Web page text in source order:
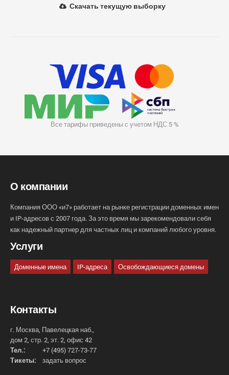
Скачать текущую выборку
Все тарифы приведены с учетом НДС 5 %
О компании
Компания ООО «и7» работает на рынке регистрации доменных имен
и IP-адресов с 2007 года. За это время мы зарекомендовали себя
как надежный партнер для частных лиц и компаний любого уровня.
Услуги
Доменные имена IP-адреса Освобождающиеся домены
Контакты
г. Москва, Павелецкая наб.,
дом 2, стр. 2, эт. 2, офис 42
Тел.:
+7 (495) 727-73-77
Тикеты:
задать вопрос